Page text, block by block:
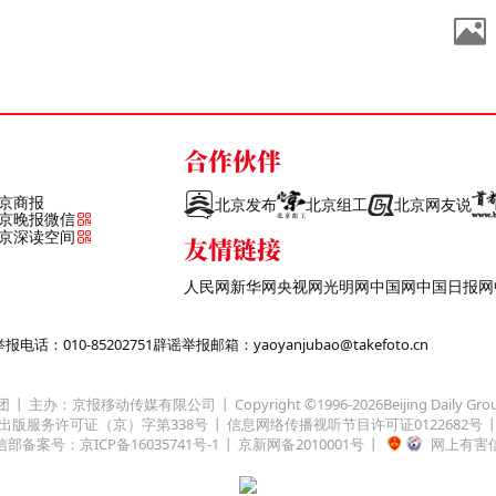
商报
晚报微信
深读空间
合作伙伴
北京发布 北京组工 北京网友说
友情链接
人民网新华网央视网光明网中国网中国日报网
电话：010-85202751辟谣举报邮箱：yaoyanjubao@takefoto.cn
主办：京报移动传媒有限公司 Copyright ©1996-2026Beijing Daily
版服务许可证（京）字第338号
信息网络传播视听节目许可证0122682号
部备案号：京ICP备16035741号-1
京新网备2010001号 网上有害